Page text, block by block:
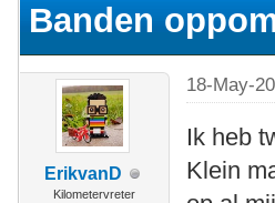
Banden
ErikvanD
Kilometervreter
18-May-
Ik heb
Klein